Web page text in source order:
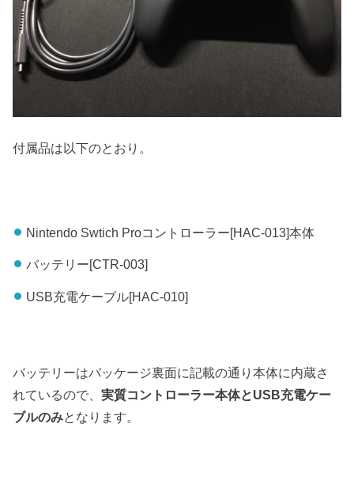
付属品は以下のとおり。
Nintendo Swtich Proコントローラー[HAC-013]本体
バッテリー[CTR-003]
USB充電ケーブル[HAC-010]
バッテリーはパッケージ裏面に記載の通り本体に内蔵さ
れているので、実質コントローラー本体とUSB充電ケー
ブルのみとなります。